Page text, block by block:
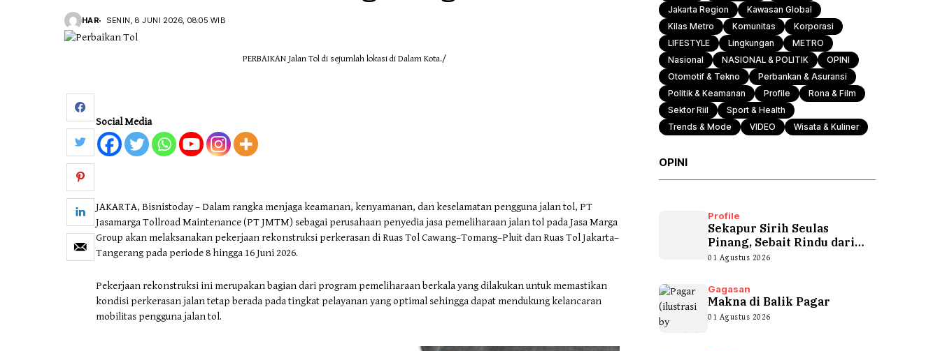
Otomotif & Tekno
HAR SENIN, 8 JUNI 2026, 08:05 WIB
PERBAIKAN Jalan Tol di sejumlah lokasi di Dalam Kota./
Social Media
JAKARTA, Bisnistoday – Dalam rangka menjaga keamanan, kenyamanan, dan keselamatan pengguna jalan tol, PT
Jasamarga Tollroad Maintenance (PT JMTM) sebagai perusahaan penyedia jasa pemeliharaan jalan tol pada Jasa Marga
Group akan melaksanakan pekerjaan rekonstruksi perkerasan di Ruas Tol Cawang–Tomang–Pluit dan Ruas Tol Jakarta–
Tangerang pada periode 8 hingga 16 Juni 2026.
Pekerjaan rekonstruksi ini merupakan bagian dari program pemeliharaan berkala yang dilakukan untuk memastikan
kondisi perkerasan jalan tetap berada pada tingkat pelayanan yang optimal sehingga dapat mendukung kelancaran
mobilitas pengguna jalan tol.
Jakarta Region
Kawasan Global
Kilas Metro
Komunitas
Korporasi
LIFESTYLE
Lingkungan
METRO
Nasional
NASIONAL & POLITIK
OPINI
Otomotif & Tekno
Perbankan & Asuransi
Politik & Keamanan
Profile
Rona & Film
Sektor Riil
Sport & Health
Trends & Mode
VIDEO Wisata & Kuliner
OPINI
Profile
Sekapur Sirih Seulas
Pinang, Sebait Rindu dari
Tepian Teluk
01 Agustus 2026
Gagasan
Makna di Balik Pagar
01 Agustus 2026